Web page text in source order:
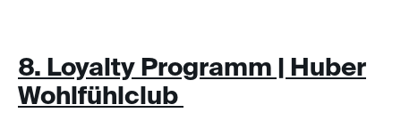
8. Loyalty Programm | Huber
Wohlfühlclub